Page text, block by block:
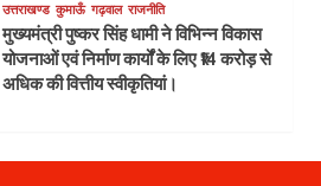
उत्तराखण्ड कुमाऊँ गढ़वाल राजनीति
मुख्यमंत्री पुष्कर सिंह धामी ने विभिन्न विकास
योजनाओं एवं निर्माण कार्यों के लिए ₹14 करोड़ से
अधिक की वित्तीय स्वीकृतियां।